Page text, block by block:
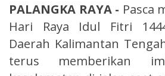
PALANGKA RAYA - Pasca
Hari Raya Idul Fitri
Daerah Kalimantan
terus memberikan